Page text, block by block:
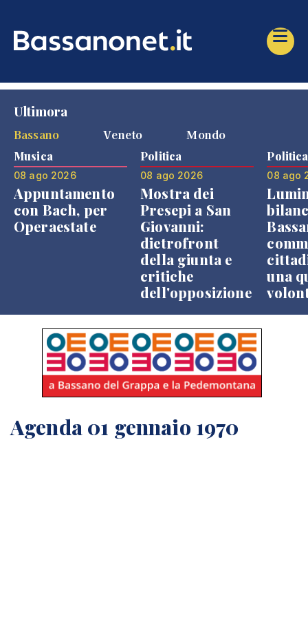
Ultimora
Bassano
Veneto Mondo
Musica
08 ago 2026
Appuntamento
con Bach, per
Operaestate
Politica
08 ago 2026
Mostra dei
Presepi a San
Giovanni:
dietrofront
della giunta e
critiche
dell'opposizione
Politica
08 ago
una
Agenda 01 gennaio 1970